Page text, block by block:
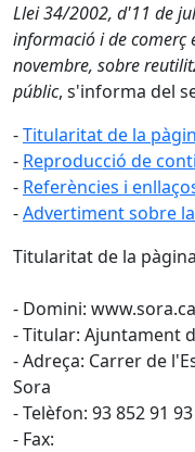
Llei 34/2002, d'11 de
informació i de comerç
novembre, sobre
públic, s'informa del
-Titularitat de la
- Reproducció de
- Referències i
-Advertiment sobre
Titularitat de la
- Domini:
- Titular: Ajuntament
- Adreça: Carrer de
Sora
- Telèfon: 93 852 91 93
- Fax: